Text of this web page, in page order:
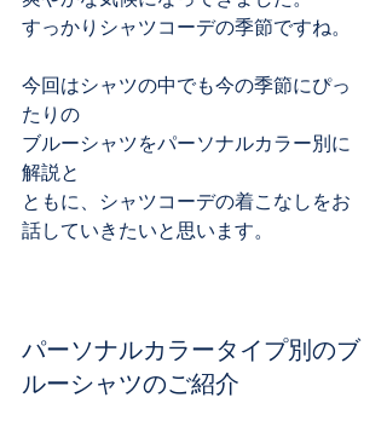
すっかりシャツコーデの季節ですね。
今回はシャツの中でも今の季節にぴっ
たりの
ブルーシャツをパーソナルカラー別に
解説と
ともに、シャツコーデの着こなしをお
話していきたいと思います。
パーソナルカラータイプ別のブ
ルーシャツのご紹介